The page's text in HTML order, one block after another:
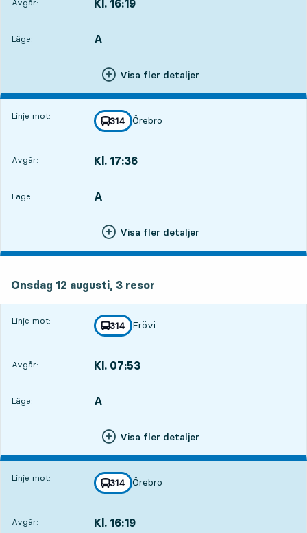
Avgår: Kl. 16:19
Läge:
LÄGE, A
,
Visa fler detaljer
Linje mot: linje
314
mot
Örebro
,
Avgår: Kl. 17:36
Läge:
LÄGE, A
,
Visa fler detaljer
Onsdag 12 augusti, 3 resor
Linje mot: linje
314
mot
Frövi
,
Avgår: Kl. 07:53
Läge:
LÄGE, A
,
Visa fler detaljer
Linje mot: linje
314
mot
Örebro
,
Avgår: Kl. 16:19